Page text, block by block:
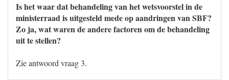
Is het waar dat behandeling van het wetsvoorstel in de
ministerraad is uitgesteld mede op aandringen van SBF?
Zo ja, wat waren de andere factoren om de behandeling
uit te stellen?
Zie antwoord vraag 3.